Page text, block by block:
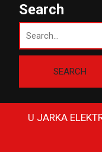
Search
U JARKA